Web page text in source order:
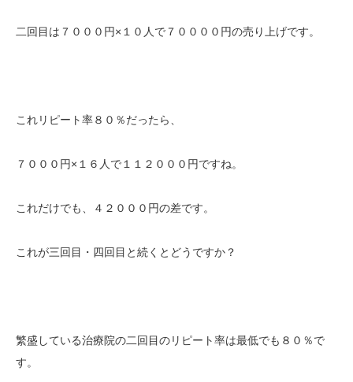
二回目は７０００円×１０人で７００００円の売り上げです。
これリピート率８０％だったら、
７０００円×１６人で１１２０００円ですね。
これだけでも、４２０００円の差です。
これが三回目・四回目と続くとどうですか？
繁盛している治療院の二回目のリピート率は最低でも８０％で
す。